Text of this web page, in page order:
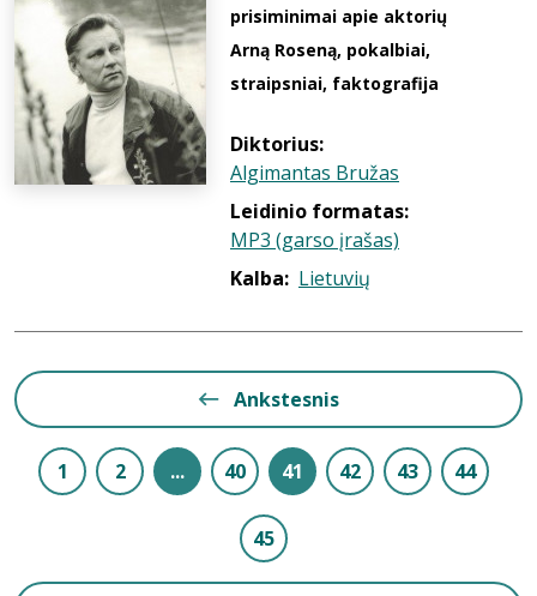
prisiminimai apie aktorių
Arną Roseną, pokalbiai,
straipsniai, faktografija
Diktorius:
Algimantas Bružas
Leidinio formatas:
MP3 (garso įrašas)
Kalba: Lietuvių
Ankstesnis
1 2 ... 40 41 42 43 44
45